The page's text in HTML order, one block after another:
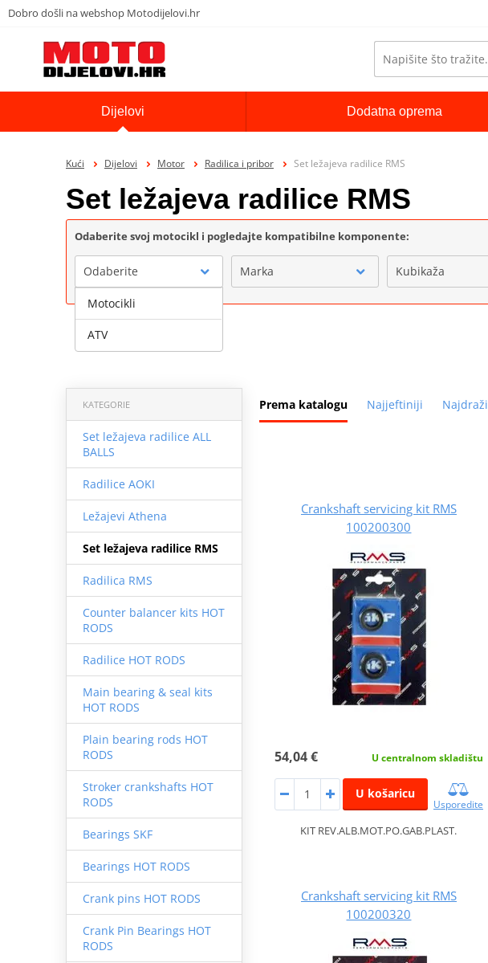
Dobro došli na webshop Motodijelovi.hr
Dijelovi Dodatna oprema
Kući Dijelovi Motor Radilica i pribor Set ležajeva radilice RMS
Set ležajeva radilice RMS
Odaberite svoj motocikl i pogledajte kompatibilne komponente:
Odaberite Marka Kubikaža
Prema katalogu Najjeftiniji Najdraži
KATEGORIE
Set ležajeva radilice ALL
BALLS
Radilice AOKI
Ležajevi Athena
Set ležajeva radilice RMS
Radilica RMS
Counter balancer kits HOT
RODS
Radilice HOT RODS
Main bearing & seal kits
HOT RODS
Plain bearing rods HOT
RODS
Stroker crankshafts HOT
RODS
Bearings SKF
Bearings HOT RODS
Crank pins HOT RODS
Crank Pin Bearings HOT
RODS
Crankshaft servicing kit RMS
100200300
54,04 € U centralnom skladištu
U košaricu
Usporedite
KIT REV.ALB.MOT.PO.GAB.PLAST.
Crankshaft servicing kit RMS
100200320
Motocikli
ATV